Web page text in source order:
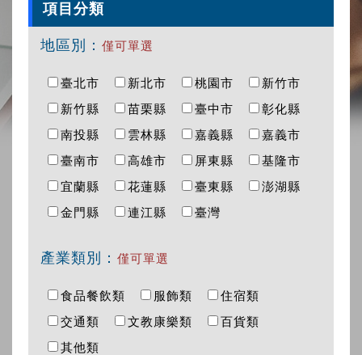
項目分類
地區別： 僅可單選
臺北市 新北市 桃園市
新竹市
新竹縣
苗栗縣 臺中市
彰化縣
南投縣
雲林縣 嘉義縣
嘉義市
臺南市
高雄市 屏東縣
基隆市
宜蘭縣
花蓮縣 臺東縣
澎湖縣
金門縣
連江縣 臺灣
產業類別： 僅可單選
食品餐飲類 服飾類
住宿類
交通類
文教康樂類
百貨類
其他類